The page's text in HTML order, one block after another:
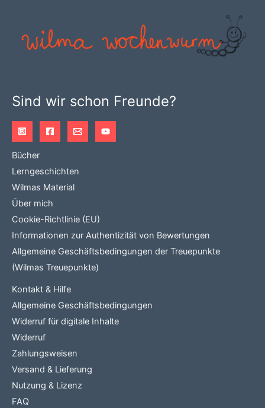
Sind wir schon Freunde?
Bücher
Lerngeschichten
Wilmas Material
Über mich
Cookie-Richtlinie (EU)
Informationen zur Authentizität von Bewertungen
Allgemeine Geschäftsbedingungen der Treuepunkte
(Wilmas Treuepunkte)
Kontakt & Hilfe
Allgemeine Geschäftsbedingungen
Widerruf für digitale Inhalte
Widerruf
Zahlungsweisen
Versand & Lieferung
Nutzung & Lizenz
FAQ